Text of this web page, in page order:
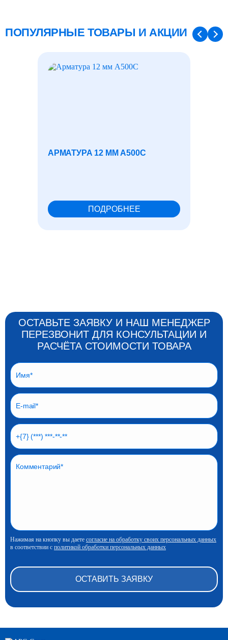
ПОПУЛЯРНЫЕ ТОВАРЫ И АКЦИИ
АРМАТУРА 12 ММ А500С
ПОДРОБНЕЕ
ОСТАВЬТЕ ЗАЯВКУ И НАШ МЕНЕДЖЕР
ПЕРЕЗВОНИТ ДЛЯ КОНСУЛЬТАЦИИ И
РАСЧЁТА СТОИМОСТИ ТОВАРА
Нажимая на кнопку вы даете согласие на обработку своих персональных данных
в соответствии с политикой обработки персональных данных